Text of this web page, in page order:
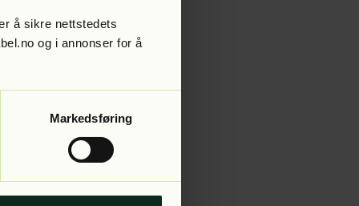
å sikre nettstedets
og i annonser for å
Markedsføring